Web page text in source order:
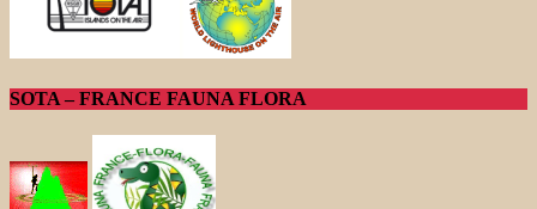
SOTA – FRANCE FAUNA FLORA